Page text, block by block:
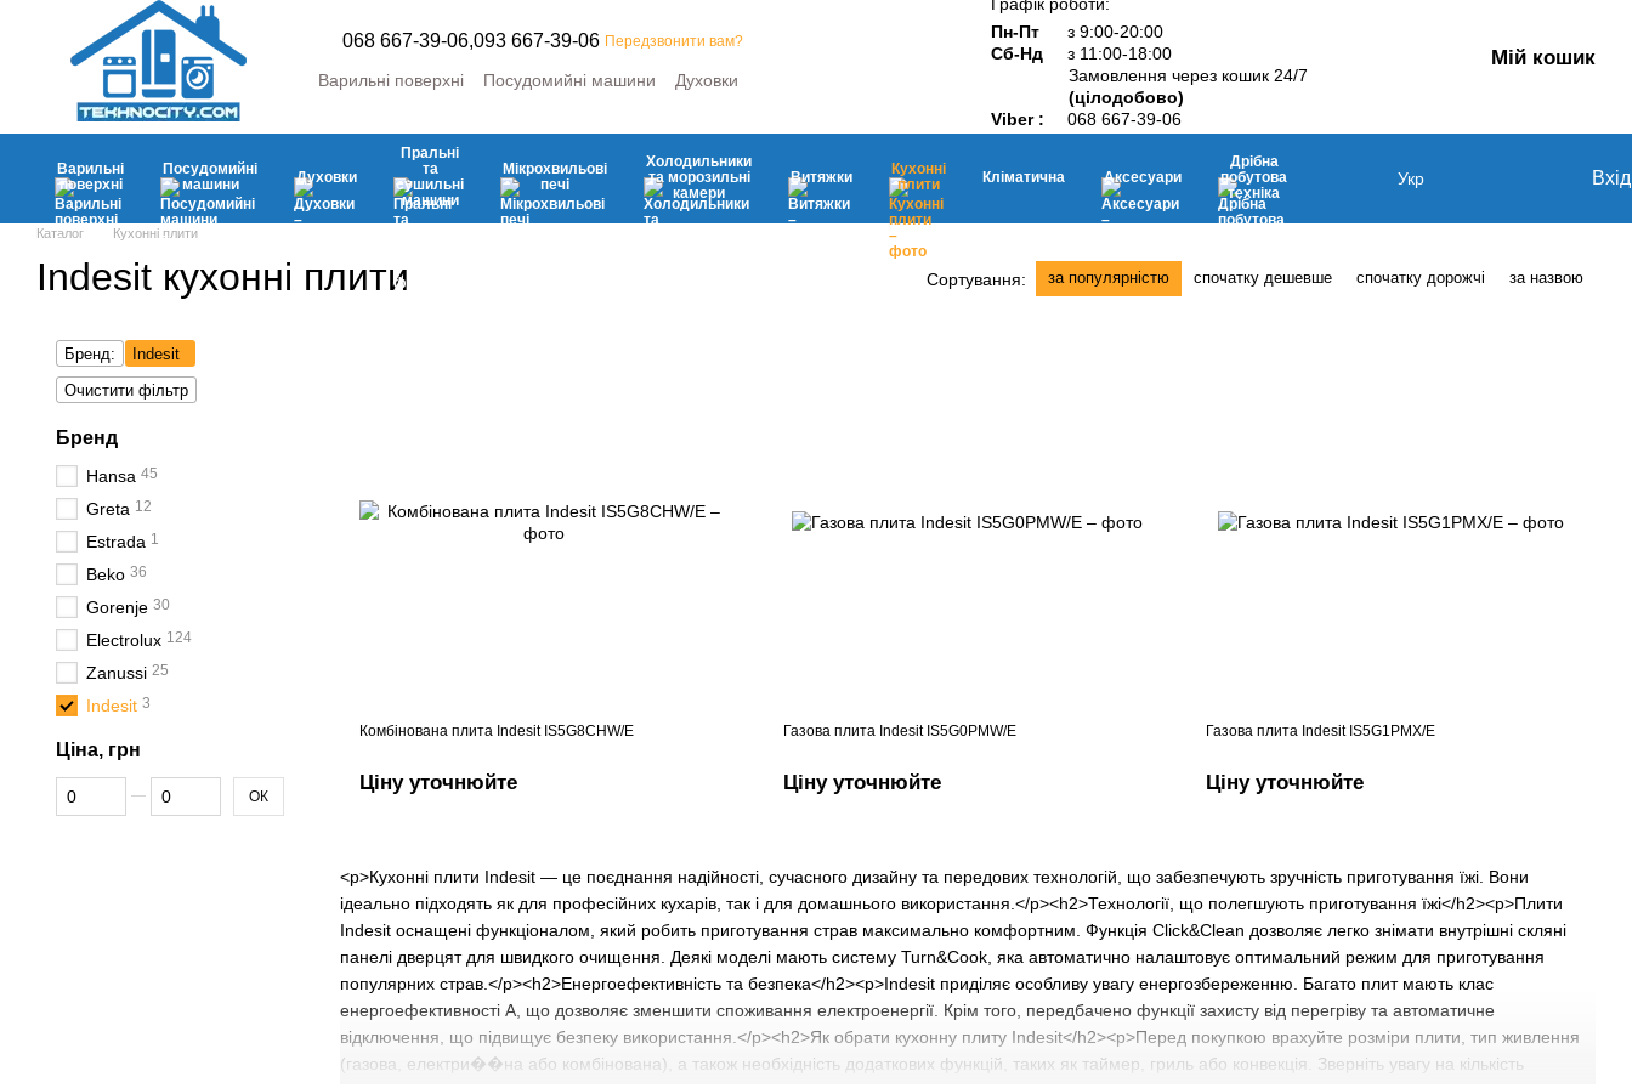
Перейти до основного контенту
068 667-39-06,093 667-39-06 Передзвонити вам?
Варильні поверхні Посудомийні машини
Духовки
Холодильники та морозильні камери
Витяжки
Кухонні плити
Кліматична
Аксесуари Дрібна побутова техніка
Пн-Пт
з 9:00-20:00
Сб-Нд
з 11:00-18:00
Замовлення через кошик 24/7
(цілодобово)
Viber :
068 667-39-06
Мій кошик
Варильні
поверхні
Посудомийні
машини
Духовки
Пральні
та
сушильні
машини
Мікрохвильові
печі
Холодильники
та морозильні
камери
Витяжки
Кухонні
плити
Кліматична Аксесуари
Дрібна
побутова
техніка
Укр Вхід
Каталог Кухонні плити
Indesit кухонні плити Сортування: за популярністю спочатку дешевше спочатку дорожчі за назвою
<p>Кухонні плити Indesit — це поєднання надійності, сучасного дизайну та передових технологій, що забезпечують зручність приготування їжі. Вони
ідеально підходять як для професійних кухарів, так і для домашнього використання.</p><h2>Технології, що полегшують приготування їжі</h2><p>Плити
Indesit оснащені функціоналом, який робить приготування страв максимально комфортним. Функція Click&Clean дозволяє легко знімати внутрішні скляні
панелі дверцят для швидкого очищення. Деякі моделі мають систему Turn&Cook, яка автоматично налаштовує оптимальний режим для приготування
популярних страв.</p><h2>Енергоефективність та безпека</h2><p>Indesit приділяє особливу увагу енергозбереженню. Багато плит мають клас
енергоефективності A, що дозволяє зменшити споживання електроенергії. Крім того, передбачено функції захисту від перегріву та автоматичне
відключення, що підвищує безпеку використання.</p><h2>Як обрати кухонну плиту Indesit</h2><p>Перед покупкою врахуйте розміри плити, тип живлення
(газова, електри��на або комбінована), а також необхідність додаткових функцій, таких як таймер, гриль або конвекція. Зверніть увагу на кількість
Комбінована плита Indesit IS5G8CHW/E
Ціну уточнюйте
Газова плита Indesit IS5G0PMW/E
Ціну уточнюйте
Газова плита Indesit IS5G1PMX/E
Ціну уточнюйте
Бренд:
Indesit
Очистити фільтр
Бренд
Hansa 45
Greta 12
Estrada 1
Beko 36
Gorenje 30
Electrolux 124
Zanussi 25
Indesit 3
Ціна, грн
Від Ціна, грн
До Ціна, грн ОК